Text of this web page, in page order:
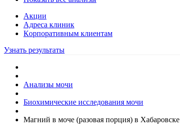
Акции
Адреса клиник
Кoрпоративным клиентам
Узнать результаты
Анализы мочи
Биохимические исследования мочи
Магний в моче (разовая порция) в Хабаровске